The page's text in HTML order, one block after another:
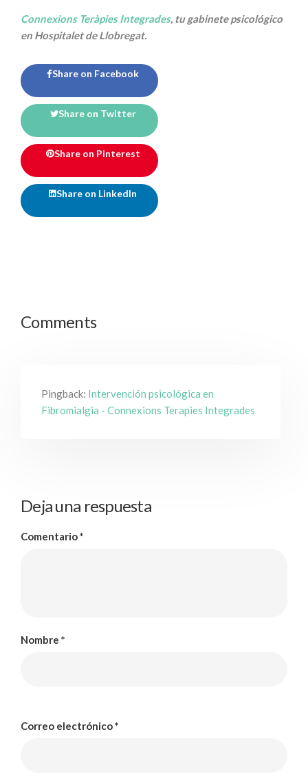
Connexions Teràpies Integrades, tu gabinete psicológico
en Hospitalet de Llobregat.
Share on Facebook
Share on Twitter
Share on Pinterest
Share on LinkedIn
Comments
Pingback: Intervención psicológica en
Fibromialgia - Connexions Terapies Integrades
Deja una respuesta
Comentario*
Nombre *
Correo electrónico*